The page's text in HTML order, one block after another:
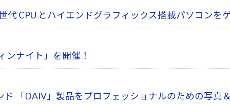
代 CPU とハイエンドグラフィックス搭載パソコン
ンナイト」を開催！
「DAIV」製品をプロフェッショナルのための写真